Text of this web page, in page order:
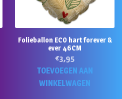
Folieballon ECO hart forever &
ever 46CM
€3,95
TOEVOEGEN AAN
WINKELWAGEN